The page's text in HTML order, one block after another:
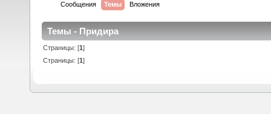
Сообщения Темы Вложения
Темы - Придира
Страницы: [1]
Страницы: [1]